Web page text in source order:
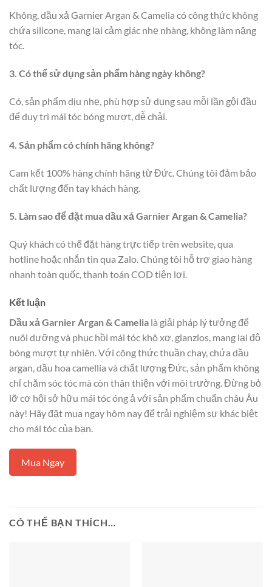
Không, dầu xả Garnier Argan & Camelia có công thức không
chứa silicone, mang lại cảm giác nhẹ nhàng, không làm nặng
tóc.
3. Có thể sử dụng sản phẩm hàng ngày không?
Có, sản phẩm dịu nhẹ, phù hợp sử dụng sau mỗi lần gội đầu
để duy trì mái tóc bóng mượt, dễ chải.
4. Sản phẩm có chính hãng không?
Cam kết 100% hàng chính hãng từ Đức. Chúng tôi đảm bảo
chất lượng đến tay khách hàng.
5. Làm sao để đặt mua dầu xả Garnier Argan & Camelia?
Quý khách có thể đặt hàng trực tiếp trên website, qua
hotline hoặc nhắn tin qua Zalo. Chúng tôi hỗ trợ giao hàng
nhanh toàn quốc, thanh toán COD tiện lợi.
Kết luận
Dầu xả Garnier Argan & Camelia là giải pháp lý tưởng để
nuôi dưỡng và phục hồi mái tóc khô xơ, glanzlos, mang lại độ
bóng mượt tự nhiên. Với công thức thuần chay, chứa dầu
argan, dầu hoa camellia và chất lượng Đức, sản phẩm không
chỉ chăm sóc tóc mà còn thân thiện với môi trường. Đừng bỏ
lỡ cơ hội sở hữu mái tóc óng ả với sản phẩm chuẩn châu Âu
này! Hãy đặt mua ngay hôm nay để trải nghiệm sự khác biệt
cho mái tóc của bạn.
Mua Ngay
CÓ THỂ BẠN THÍCH…